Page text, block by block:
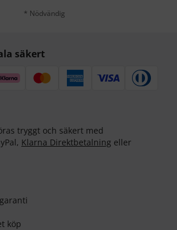
* Nödvändig
säkert
tryggt och säkert med
Klarna Direktbetalning eller
köp